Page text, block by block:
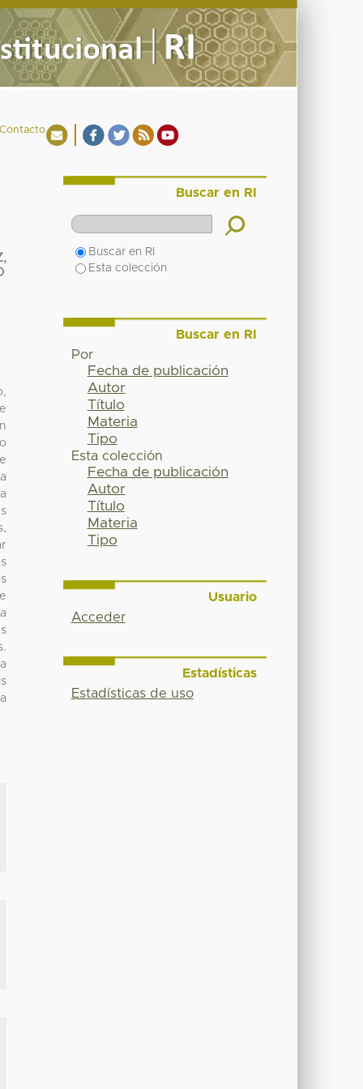
Buscar en RI
Buscar en RI
Esta colección
Buscar en RI
Por
Fecha de publicación
Autor
Título
Materia
Tipo
Esta colección
Fecha de publicación
Autor
Título
Materia
Tipo
Usuario
Acceder
Estadísticas
Estadísticas de uso